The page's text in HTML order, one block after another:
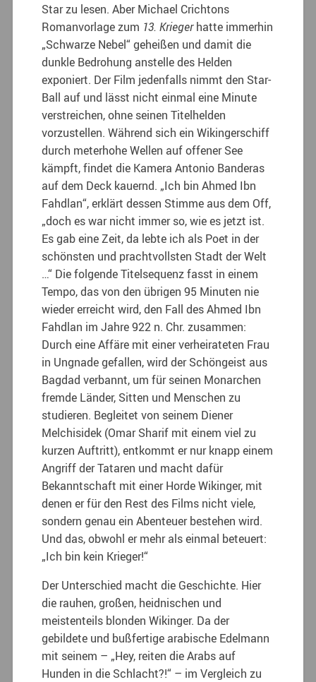
Star zu lesen. Aber Michael Crichtons
Romanvorlage zum 13. Kriegerhatte immerhin
„Schwarze Nebel“ geheißen und damit die
dunkle Bedrohung anstelle des Helden
exponiert. Der Film jedenfalls nimmt den Star-
Ball auf und lässt nicht einmal eine Minute
verstreichen, ohne seinen Titelhelden
vorzustellen. Während sich ein Wikingerschiff
durch meterhohe Wellen auf offener See
kämpft, findet die Kamera Antonio Banderas
auf dem Deck kauernd. „Ich bin Ahmed Ibn
Fahdlan“, erklärt dessen Stimme aus dem Off,
„doch es war nicht immer so, wie es jetzt ist.
Es gab eine Zeit, da lebte ich als Poet in der
schönsten und prachtvollsten Stadt der Welt
…“ Die folgende Titelsequenz fasst in einem
Tempo, das von den übrigen 95 Minuten nie
wieder erreicht wird, den Fall des Ahmed Ibn
Fahdlan im Jahre 922 n. Chr. zusammen:
Durch eine Affäre mit einer verheirateten Frau
in Ungnade gefallen, wird der Schöngeist aus
Bagdad verbannt, um für seinen Monarchen
fremde Länder, Sitten und Menschen zu
studieren. Begleitet von seinem Diener
Melchisidek (Omar Sharif mit einem viel zu
kurzen Auftritt), entkommt er nur knapp einem
Angriff der Tataren und macht dafür
Bekanntschaft mit einer Horde Wikinger, mit
denen er für den Rest des Films nicht viele,
sondern genau ein Abenteuer bestehen wird.
Und das, obwohl er mehr als einmal beteuert:
„Ich bin kein Krieger!“
Der Unterschied macht die Geschichte. Hier
die rauhen, großen, heidnischen und
meistenteils blonden Wikinger. Da der
gebildete und bußfertige arabische Edelmann
mit seinem – „Hey, reiten die Arabs auf
Hunden in die Schlacht?!“ – im Vergleich zu